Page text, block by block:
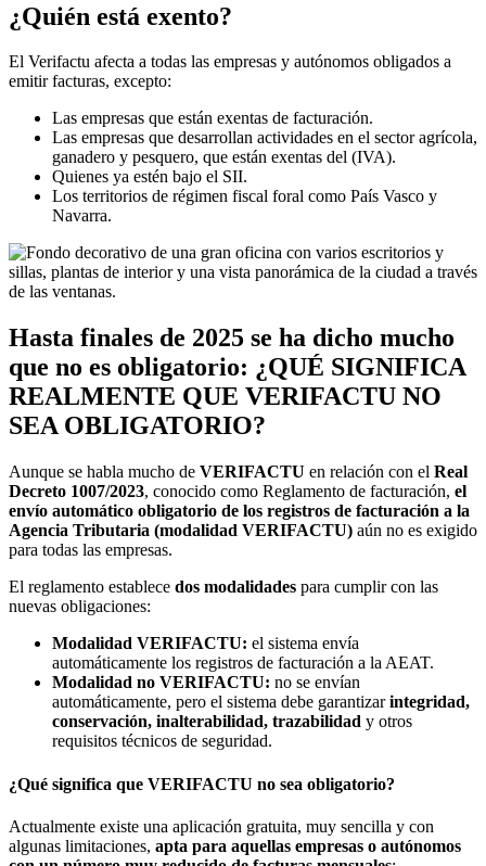
¿Quién está exento?
El Verifactu afecta a todas las empresas y autónomos obligados a
emitir facturas, excepto:
Las empresas que están exentas de facturación.
Las empresas que desarrollan actividades en el sector agrícola,
ganadero y pesquero, que están exentas del (IVA).
Quienes ya estén bajo el SII.
Los territorios de régimen fiscal foral como País Vasco y
Navarra.
Hasta finales de 2025 se ha dicho mucho
que no es obligatorio: ¿QUÉ SIGNIFICA
REALMENTE QUE VERIFACTU NO
SEA OBLIGATORIO?
Aunque se habla mucho de VERIFACTU en relación con el Real
Decreto 1007/2023, conocido como Reglamento de facturación, el
envío automático obligatorio de los registros de facturación a la
Agencia Tributaria (modalidad VERIFACTU) aún no es exigido
para todas las empresas.
El reglamento establece dos modalidades para cumplir con las
nuevas obligaciones:
Modalidad VERIFACTU: el sistema envía
automáticamente los registros de facturación a la AEAT.
Modalidad no VERIFACTU: no se envían
automáticamente, pero el sistema debe garantizarintegridad,
conservación, inalterabilidad, trazabilidad y otros
requisitos técnicos de seguridad.
¿Qué significa que VERIFACTU no sea obligatorio?
Actualmente existe una aplicación gratuita, muy sencilla y con
algunas limitaciones, apta para aquellas empresas o autónomos